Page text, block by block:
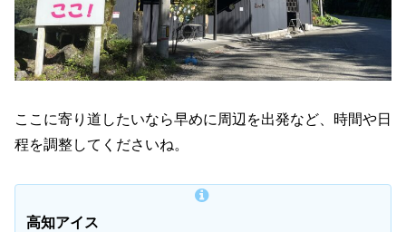
ここに寄り道したいなら早めに周辺を出発など、時間や日
程を調整してくださいね。
高知アイス